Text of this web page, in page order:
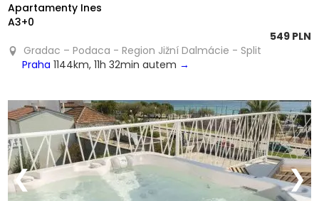
Apartamenty Ines
A3+0
549 PLN
Gradac – Podaca - Region Jižní Dalmácie - Split
Praha 1144km, 11h 32min autem →
❮ ❯